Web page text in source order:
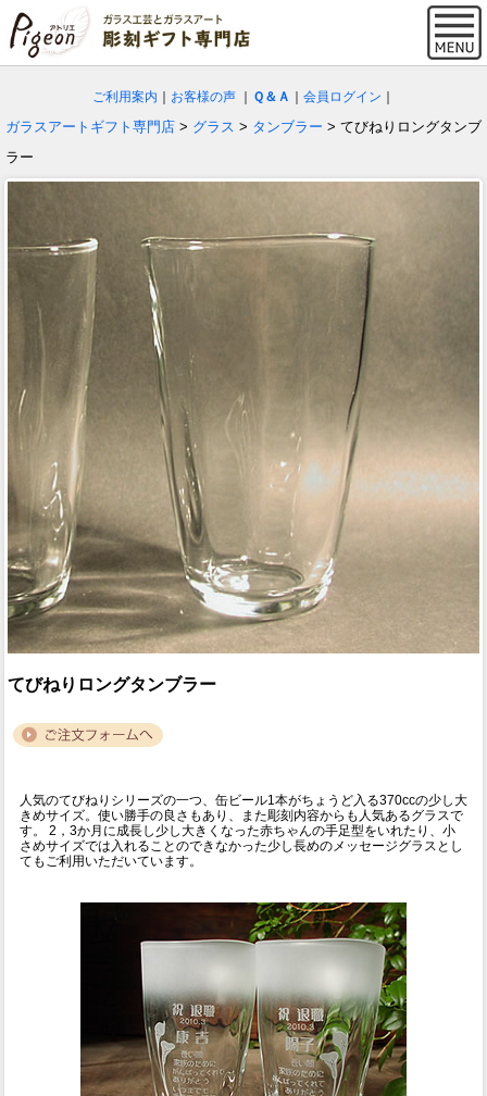
ご利用案内 お客様の声 Ｑ＆Ａ 会員ログイン
ガラスアートギフト専門店 > グラス > タンブラー > てびねりロングタンブ
ラー
てびねりロングタンブラー
人気のてびねりシリーズの一つ、缶ビール1本がちょうど入る370ccの少し大
きめサイズ。使い勝手の良さもあり、また彫刻内容からも人気あるグラスで
す。 2，3か月に成長し少し大きくなった赤ちゃんの手足型をいれたり、小
さめサイズでは入れることのできなかった少し長めのメッセージグラスとし
てもご利用いただいています。